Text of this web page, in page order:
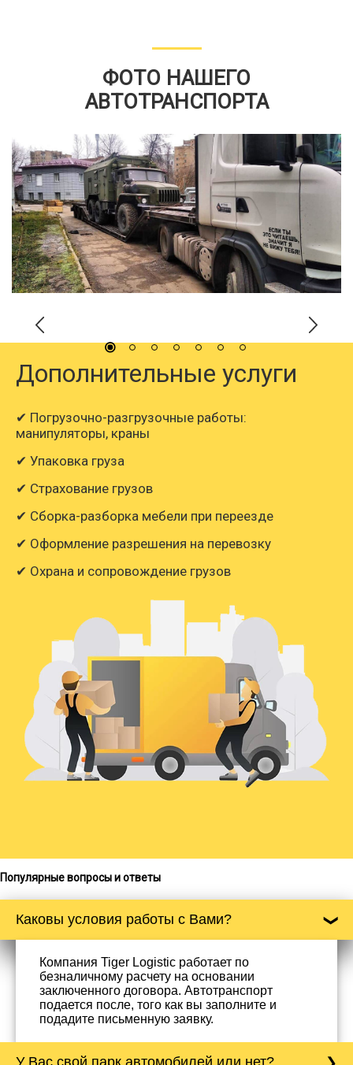
ФОТО НАШЕГО
АВТОТРАНСПОРТА
Дополнительные услуги
✔ Погрузочно-разгрузочные работы:
манипуляторы, краны
✔ Упаковка груза
✔ Страхование грузов
✔ Сборка-разборка мебели при переезде
✔ Оформление разрешения на перевозку
✔ Охрана и сопровождение грузов
Популярные вопросы и ответы
Каковы условия работы с Вами?
Компания Tiger Logistic работает по
безналичному расчету на основании
заключенного договора. Автотранспорт
подается после, того как вы заполните и
подадите письменную заявку.
У Вас свой парк автомобилей или нет?